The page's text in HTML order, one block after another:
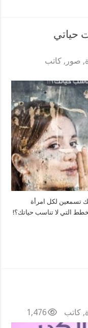
حياتي
, صور , كاتب
تسمعين لكل امرأة
التي لا تناسب حياتك؟!
, كاتب 1,476